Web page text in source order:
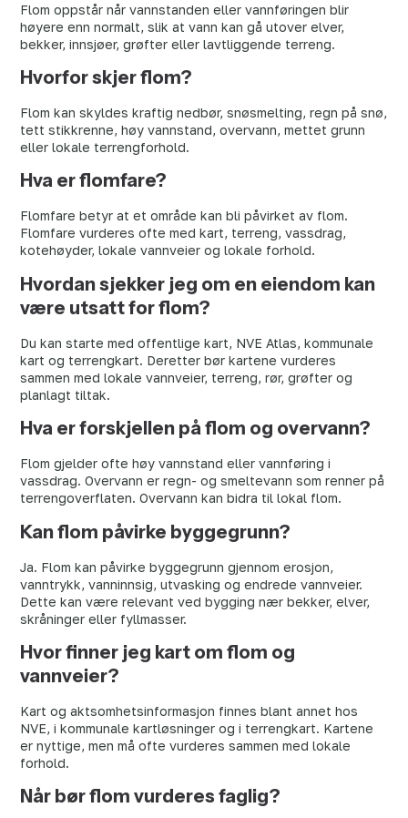
Flom oppstår når vannstanden eller vannføringen blir
høyere enn normalt, slik at vann kan gå utover elver,
bekker, innsjøer, grøfter eller lavtliggende terreng.
Hvorfor skjer flom?
Flom kan skyldes kraftig nedbør, snøsmelting, regn på snø,
tett stikkrenne, høy vannstand, overvann, mettet grunn
eller lokale terrengforhold.
Hva er flomfare?
Flomfare betyr at et område kan bli påvirket av flom.
Flomfare vurderes ofte med kart, terreng, vassdrag,
kotehøyder, lokale vannveier og lokale forhold.
Hvordan sjekker jeg om en eiendom kan
være utsatt for flom?
Du kan starte med offentlige kart, NVE Atlas, kommunale
kart og terrengkart. Deretter bør kartene vurderes
sammen med lokale vannveier, terreng, rør, grøfter og
planlagt tiltak.
Hva er forskjellen på flom og overvann?
Flom gjelder ofte høy vannstand eller vannføring i
vassdrag. Overvann er regn- og smeltevann som renner på
terrengoverflaten. Overvann kan bidra til lokal flom.
Kan flom påvirke byggegrunn?
Ja. Flom kan påvirke byggegrunn gjennom erosjon,
vanntrykk, vanninnsig, utvasking og endrede vannveier.
Dette kan være relevant ved bygging nær bekker, elver,
skråninger eller fyllmasser.
Hvor finner jeg kart om flom og
vannveier?
Kart og aktsomhetsinformasjon finnes blant annet hos
NVE, i kommunale kartløsninger og i terrengkart. Kartene
er nyttige, men må ofte vurderes sammen med lokale
forhold.
Når bør flom vurderes faglig?